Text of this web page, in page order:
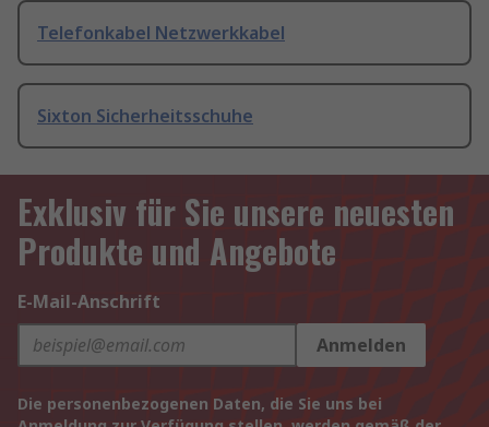
Telefonkabel Netzwerkkabel
Sixton Sicherheitsschuhe
Exklusiv für Sie unsere neuesten
Produkte und Angebote
E-Mail-Anschrift
Anmelden
Die personenbezogenen Daten, die Sie uns bei